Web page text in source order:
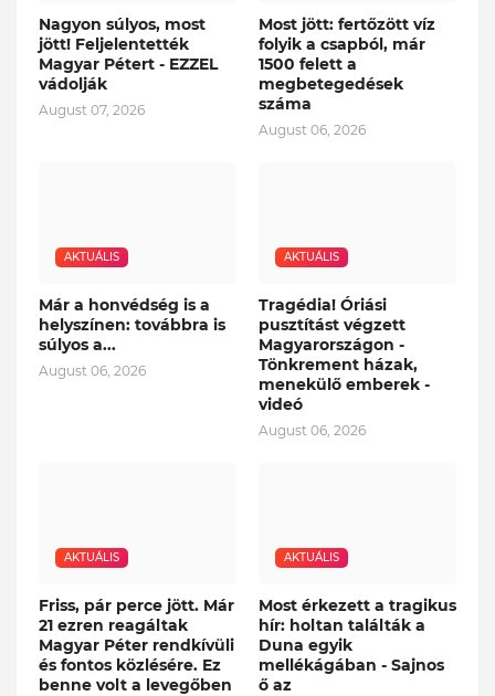
Nagyon súlyos, most
jött! Feljelentették
Magyar Pétert - EZZEL
vádolják
August 07, 2026
Most jött: fertőzött víz
folyik a csapból, már
1500 felett a
megbetegedések
száma
August 06, 2026
AKTUÁLIS
Már a honvédség is a
helyszínen: továbbra is
súlyos a...
August 06, 2026
AKTUÁLIS
Tragédia! Óriási
pusztítást végzett
Magyarországon -
Tönkrement házak,
menekülő emberek -
videó
August 06, 2026
AKTUÁLIS
Friss, pár perce jött. Már
21 ezren reagáltak
Magyar Péter rendkívüli
és fontos közlésére. Ez
benne volt a levegőben
AKTUÁLIS
Most érkezett a tragikus
hír: holtan találták a
Duna egyik
mellékágában - Sajnos
ő az